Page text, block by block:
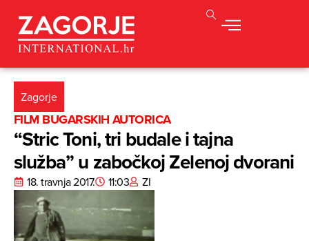
Zagorje
FILM BUGARSKIH AUTORICA
“Stric Toni, tri budale i tajna
služba” u zabočkoj Zelenoj dvorani
18. travnja 2017. 11:03 ZI